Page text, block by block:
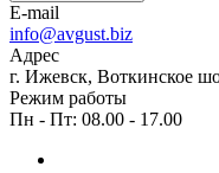
E-mail
info@avgust.biz
Адрес
г. Ижевск, Воткинское
Режим работы
Пн - Пт: 08.00 - 17.00